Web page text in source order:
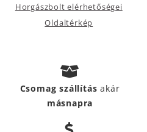
Horgászbolt elérhetőségei
Oldaltérkép
Csomag szállításakár
másnapra